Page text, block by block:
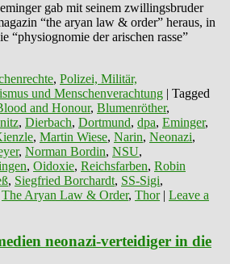
gab mit seinem zwillingsbruder
“the aryan law & order” heraus, in
“physiognomie der arischen rasse”
, Polizei, Militär,
und Menschenverachtung | Tagged
and Honour, Blumenröther,
, Dierbach, Dortmund, dpa, Eminger,
, Martin Wiese, Narin, Neonazi,
, Norman Bordin, NSU,
, Oidoxie, Reichsfarben, Robin
, Siegfried Borchardt, SS-Sigi,
The Aryan Law & Order, Thor | Leave a
neonazi-verteidiger in die